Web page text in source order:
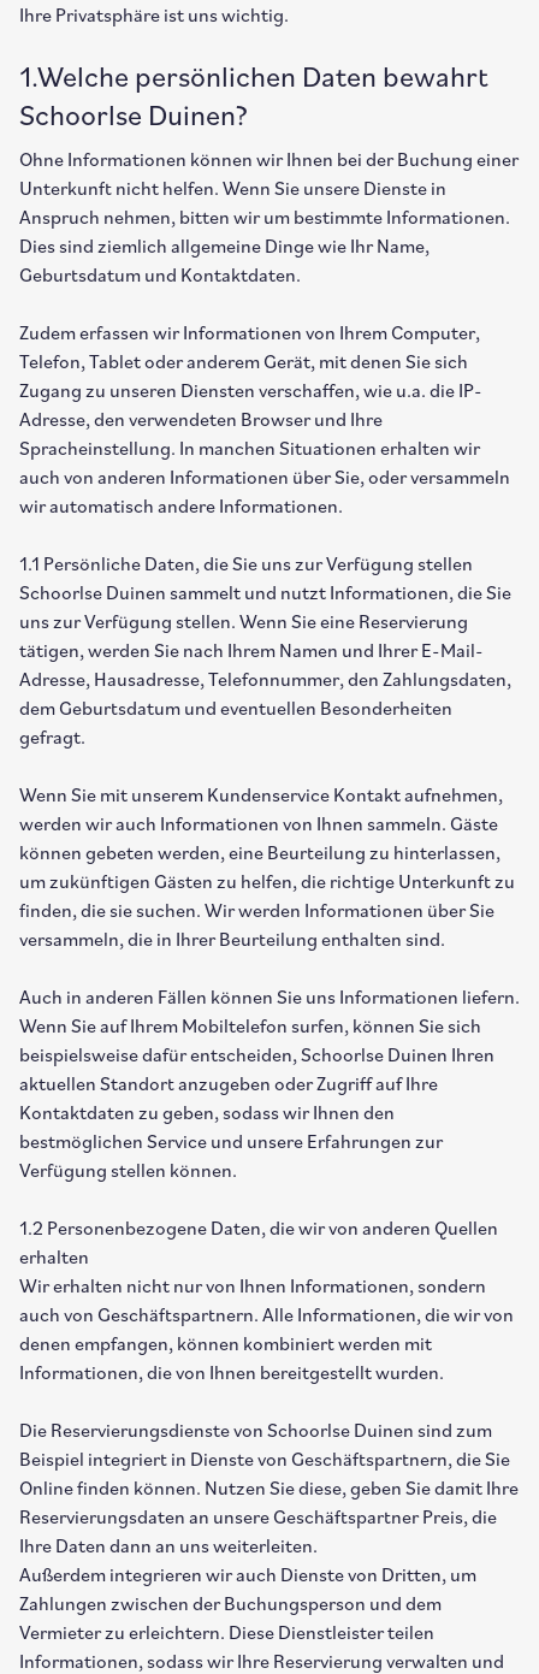
Ihre Privatsphäre ist uns wichtig.
1.Welche persönlichen Daten bewahrt
Schoorlse Duinen?
Ohne Informationen können wir Ihnen bei der Buchung einer
Unterkunft nicht helfen. Wenn Sie unsere Dienste in
Anspruch nehmen, bitten wir um bestimmte Informationen.
Dies sind ziemlich allgemeine Dinge wie Ihr Name,
Geburtsdatum und Kontaktdaten.
Zudem erfassen wir Informationen von Ihrem Computer,
Telefon, Tablet oder anderem Gerät, mit denen Sie sich
Zugang zu unseren Diensten verschaffen, wie u.a. die IP-
Adresse, den verwendeten Browser und Ihre
Spracheinstellung. In manchen Situationen erhalten wir
auch von anderen Informationen über Sie, oder versammeln
wir automatisch andere Informationen.
1.1 Persönliche Daten, die Sie uns zur Verfügung stellen
Schoorlse Duinen sammelt und nutzt Informationen, die Sie
uns zur Verfügung stellen. Wenn Sie eine Reservierung
tätigen, werden Sie nach Ihrem Namen und Ihrer E-Mail-
Adresse, Hausadresse, Telefonnummer, den Zahlungsdaten,
dem Geburtsdatum und eventuellen Besonderheiten
gefragt.
Wenn Sie mit unserem Kundenservice Kontakt aufnehmen,
werden wir auch Informationen von Ihnen sammeln. Gäste
können gebeten werden, eine Beurteilung zu hinterlassen,
um zukünftigen Gästen zu helfen, die richtige Unterkunft zu
finden, die sie suchen. Wir werden Informationen über Sie
versammeln, die in Ihrer Beurteilung enthalten sind.
Auch in anderen Fällen können Sie uns Informationen liefern.
Wenn Sie auf Ihrem Mobiltelefon surfen, können Sie sich
beispielsweise dafür entscheiden, Schoorlse Duinen Ihren
aktuellen Standort anzugeben oder Zugriff auf Ihre
Kontaktdaten zu geben, sodass wir Ihnen den
bestmöglichen Service und unsere Erfahrungen zur
Verfügung stellen können.
1.2 Personenbezogene Daten, die wir von anderen Quellen
erhalten
Wir erhalten nicht nur von Ihnen Informationen, sondern
auch von Geschäftspartnern. Alle Informationen, die wir von
denen empfangen, können kombiniert werden mit
Informationen, die von Ihnen bereitgestellt wurden.
Die Reservierungsdienste von Schoorlse Duinen sind zum
Beispiel integriert in Dienste von Geschäftspartnern, die Sie
Online finden können. Nutzen Sie diese, geben Sie damit Ihre
Reservierungsdaten an unsere Geschäftspartner Preis, die
Ihre Daten dann an uns weiterleiten.
Außerdem integrieren wir auch Dienste von Dritten, um
Zahlungen zwischen der Buchungsperson und dem
Vermieter zu erleichtern. Diese Dienstleister teilen
Informationen, sodass wir Ihre Reservierung verwalten und